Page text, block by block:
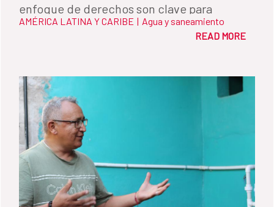
enfoque de derechos son clave para
promover sociedades más inclusivas,
AMÉRICA LATINA Y CARIBE | Agua y saneamiento
READ MORE